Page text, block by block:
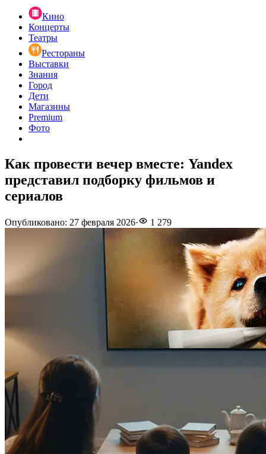
Кино
Концерты
Театры
Рестораны
Выставки
Знания
Город
Дети
Магазины
Premium
Фото
Как провести вечер вместе: Yandex
представил подборку фильмов и
сериалов
Опубликовано: 27 февраля 2026· 1 279